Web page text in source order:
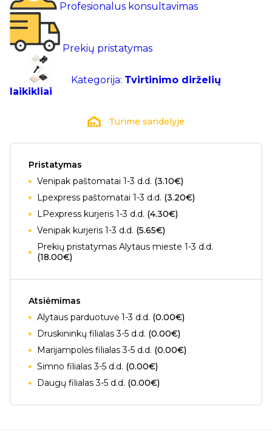
Profesionalus konsultavimas
Prekių pristatymas
Kategorija: Tvirtinimo dirželių
laikikliai
Turime sandėlyje
Pristatymas
Venipak paštomatai 1-3 d.d. (3.10€)
Lpexpress paštomatai 1-3 d.d. (3.20€)
LPexpress kurjeris 1-3 d.d. (4.30€)
Venipak kurjeris 1-3 d.d. (5.65€)
Prekių pristatymas Alytaus mieste 1-3 d.d.
(18.00€)
Atsiėmimas
Alytaus parduotuvė 1-3 d.d. (0.00€)
Druskininkų filialas 3-5 d.d. (0.00€)
Marijampolės filialas 3-5 d.d. (0.00€)
Simno filialas 3-5 d.d. (0.00€)
Daugų filialas 3-5 d.d. (0.00€)